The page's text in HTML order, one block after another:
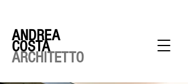
ANDREA
COSTA
ARCHITETTO